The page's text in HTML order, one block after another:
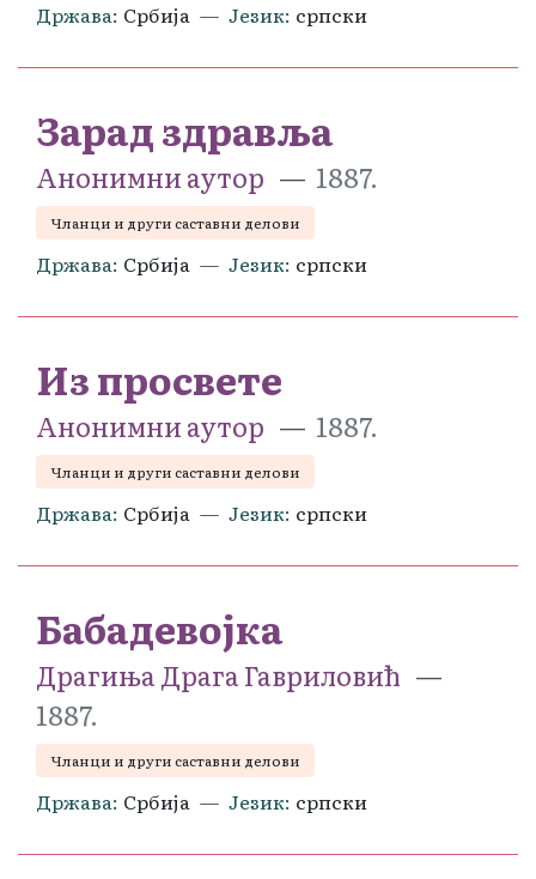
Држава Србија Језик српски
Зарад здравља
Анонимни аутор 1887.
Чланци и други саставни делови
Држава Србија Језик српски
Из просвете
Анонимни аутор 1887.
Чланци и други саставни делови
Држава Србија Језик српски
Бабадевојка
Драгиња Драга Гавриловић
1887.
Чланци и други саставни делови
Држава Србија Језик српски